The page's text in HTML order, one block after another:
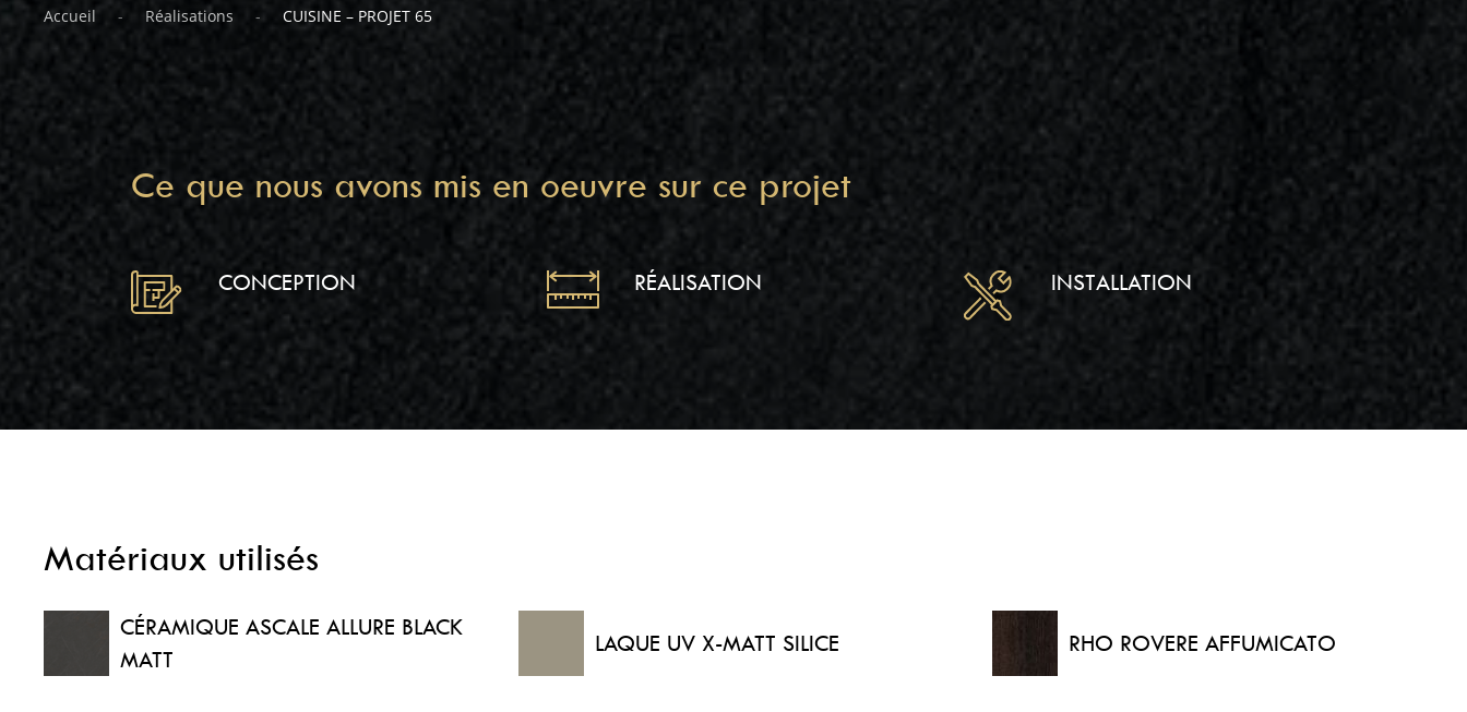
Accueil Réalisations CUISINE – PROJET 65
Ce que nous avons mis en oeuvre sur ce projet
CONCEPTION RÉALISATION INSTALLATION
Matériaux utilisés
CÉRAMIQUE ASCALE ALLURE BLACK
MATT
LAQUE UV X-MATT SILICE RHO ROVERE AFFUMICATO